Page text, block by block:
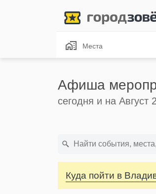
Места
Афиша
сегодня и на Август
Куда пойти в